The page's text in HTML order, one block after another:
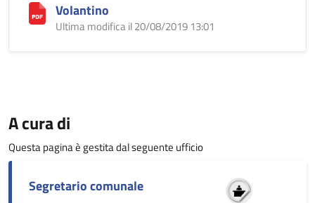
Volantino
Ultima modifica il 20/08/2019 13:01
A cura di
Questa pagina è gestita dal seguente ufficio
Segretario comunale